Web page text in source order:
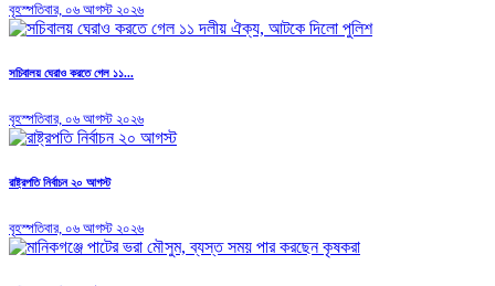
বৃহস্পতিবার, ০৬ আগস্ট ২০২৬
সচিবালয় ঘেরাও করতে গেল ১১...
বৃহস্পতিবার, ০৬ আগস্ট ২০২৬
রাষ্ট্রপতি নির্বাচন ২০ আগস্ট
বৃহস্পতিবার, ০৬ আগস্ট ২০২৬